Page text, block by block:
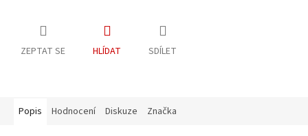
ZEPTAT SE HLÍDAT SDÍLET
Popis Hodnocení Diskuze Značka